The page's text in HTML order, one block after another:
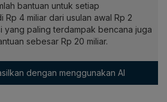
bantuan untuk setiap
4 miliar dari usulan awal Rp 2
yang paling terdampak bencana juga
sebesar Rp 20 miliar.
dengan menggunakan AI